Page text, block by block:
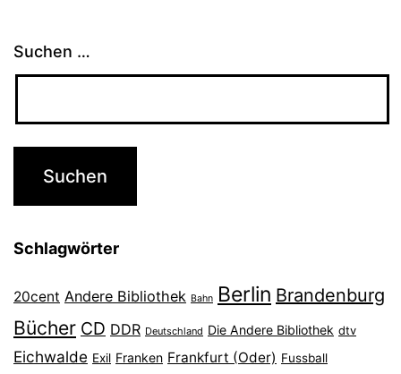
Suchen …
Schlagwörter
20cent Andere Bibliothek Bahn Berlin Brandenburg
Bücher CD DDR Deutschland Die Andere Bibliothek dtv
Eichwalde Exil Franken Frankfurt (Oder) Fussball